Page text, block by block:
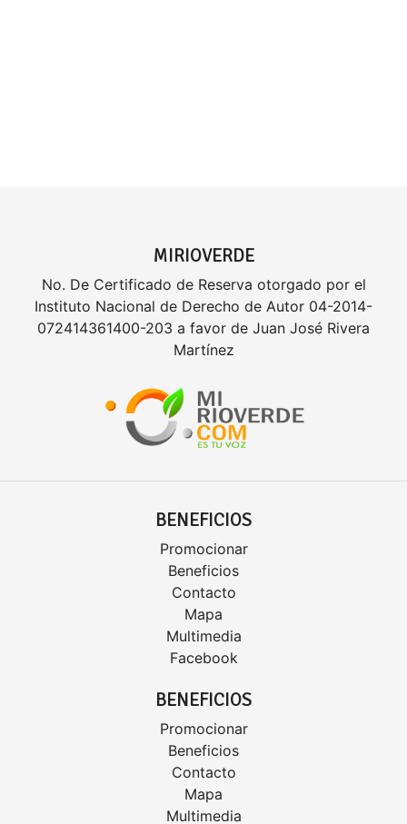
MIRIOVERDE
No. De Certificado de Reserva otorgado por el
Instituto Nacional de Derecho de Autor 04-2014-
072414361400-203 a favor de Juan José Rivera
Martínez
BENEFICIOS
Promocionar
Beneficios
Contacto
Mapa
Multimedia
Facebook
BENEFICIOS
Promocionar
Beneficios
Contacto
Mapa
Multimedia